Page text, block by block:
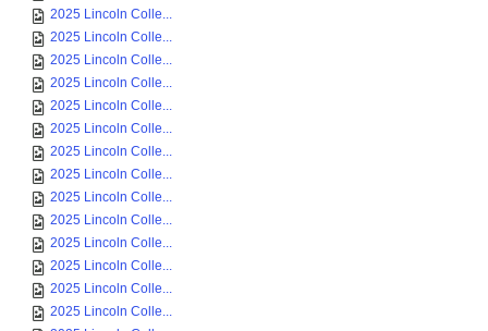
2025 Lincoln Colle...
2025 Lincoln Colle...
2025 Lincoln Colle...
2025 Lincoln Colle...
2025 Lincoln Colle...
2025 Lincoln Colle...
2025 Lincoln Colle...
2025 Lincoln Colle...
2025 Lincoln Colle...
2025 Lincoln Colle...
2025 Lincoln Colle...
2025 Lincoln Colle...
2025 Lincoln Colle...
2025 Lincoln Colle...